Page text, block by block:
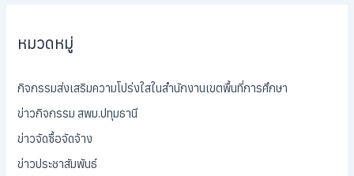
หมวดหมู่
กิจกรรมส่งเสริมความโปร่งใสในสำนักงานเขตพื้นที่การศึกษา
ข่าวกิจกรรม สพม.ปทุมธานี
ข่าวจัดซื้อจัดจ้าง
ข่าวประชาสัมพันธ์